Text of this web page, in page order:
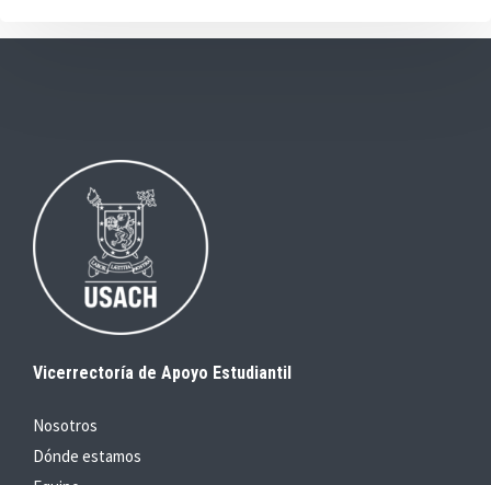
Vicerrectoría de Apoyo Estudiantil
Nosotros
Dónde estamos